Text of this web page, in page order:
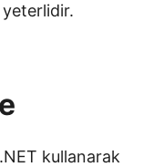
kullanarak